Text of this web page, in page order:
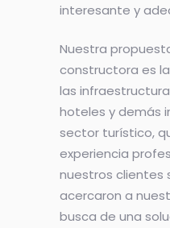
interesante y
Nuestra
constructora es
las
hoteles y demás
sector turístico,
experiencia
nuestros clientes
acercaron a
busca de una